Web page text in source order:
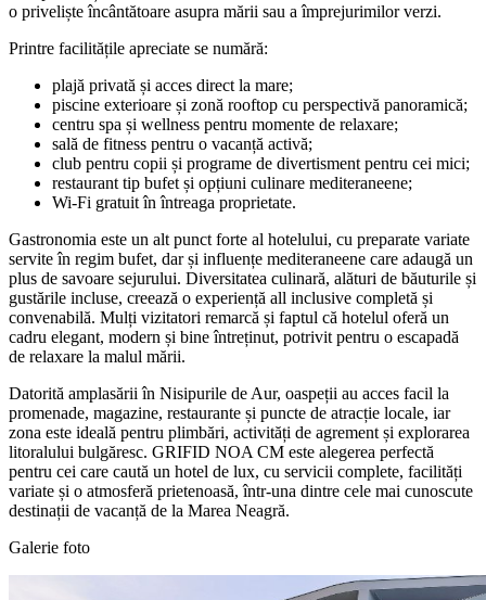
o priveliște încântătoare asupra mării sau a împrejurimilor verzi.
Printre facilitățile apreciate se numără:
plajă privată și acces direct la mare;
piscine exterioare și zonă rooftop cu perspectivă panoramică;
centru spa și wellness pentru momente de relaxare;
sală de fitness pentru o vacanță activă;
club pentru copii și programe de divertisment pentru cei mici;
restaurant tip bufet și opțiuni culinare mediteraneene;
Wi‑Fi gratuit în întreaga proprietate.
Gastronomia este un alt punct forte al hotelului, cu preparate variate
servite în regim bufet, dar și influențe mediteraneene care adaugă un
plus de savoare sejurului. Diversitatea culinară, alături de băuturile și
gustările incluse, creează o experiență all inclusive completă și
convenabilă. Mulți vizitatori remarcă și faptul că hotelul oferă un
cadru elegant, modern și bine întreținut, potrivit pentru o escapadă
de relaxare la malul mării.
Datorită amplasării în Nisipurile de Aur, oaspeții au acces facil la
promenade, magazine, restaurante și puncte de atracție locale, iar
zona este ideală pentru plimbări, activități de agrement și explorarea
litoralului bulgăresc. GRIFID NOA CM este alegerea perfectă
pentru cei care caută un hotel de lux, cu servicii complete, facilități
variate și o atmosferă prietenoasă, într-una dintre cele mai cunoscute
destinații de vacanță de la Marea Neagră.
Galerie foto